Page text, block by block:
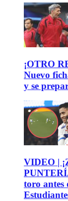
¡OTRO
Nuevo
y se
VIDEO |
toro antes